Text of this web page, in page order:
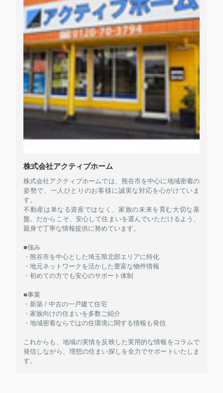
株式会社アクティブホーム
株式会社アクティブホームでは、熊谷市を中心に地域密着の
姿勢で、一人ひとりのお客様に誠実な対応を心がけていま
す。
不動産は単なる資産ではなく、家族の未来を育む大切な基
盤。だからこそ、安心して住まいを選んでいただけるよう、
親身で丁寧な情報提供に努めています。
■強み
・熊谷市を中心とした埼玉県北部エリアに特化
・地元ネットワークを活かした豊富な物件情報
・初めての方でも安心のサポート体制
■事業
・新築 / 中古の一戸建て住宅
・家族向けの住まいを多数ご紹介
・地域密着ならではの住環境に関する情報も発信
これからも、地域の実情を反映した実用的な情報をコラムで
発信しながら、理想の住まい探しを全力でサポートいたしま
す。